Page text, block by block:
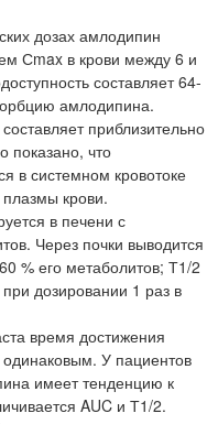
дозах амлодипин
Сmax в крови между 6 и
составляет 64-
амлодипина.
приблизительно
показано, что
в системном кровотоке
крови.
в печени с
Через почки выводится
% его метаболитов; Т1/2
дозировании 1 раз в
время достижения
У пациентов
имеет тенденцию к
AUC и Т1/2.